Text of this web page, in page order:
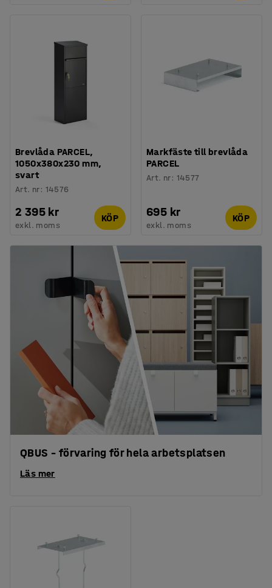
Brevlåda PARCEL,
1050x380x230 mm,
svart
Art. nr: 14576
2 395 kr
exkl. moms
KÖP
Markfäste till brevlåda
PARCEL
Art. nr: 14577
695 kr
exkl. moms
KÖP
QBUS – förvaring för hela arbetsplatsen
Läs mer